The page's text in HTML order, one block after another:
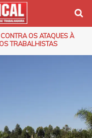
OS ATAQUES À
TRABALHISTAS